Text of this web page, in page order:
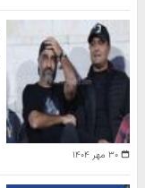
۳۰ مهر ۱۴۰۴